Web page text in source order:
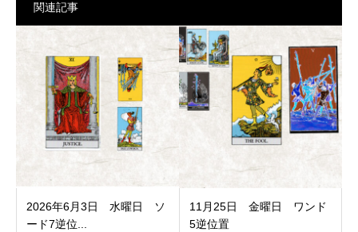
関連記事
2026年6月3日 水曜日 ソ
ード7逆位...
11月25日 金曜日 ワンド
5逆位置